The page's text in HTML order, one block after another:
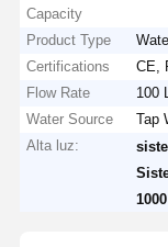
Capacity
Product Type
Certifications
CE,
Flow Rate
100
Water Source
Tap
Alta luz: